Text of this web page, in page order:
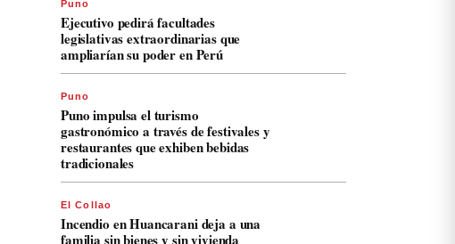
Puno
Ejecutivo pedirá facultades
legislativas extraordinarias que
ampliarían su poder en Perú
Puno
Puno impulsa el turismo
gastronómico a través de festivales y
restaurantes que exhiben bebidas
tradicionales
El Collao
Incendio en Huancarani deja a una
familia sin bienes y sin vivienda